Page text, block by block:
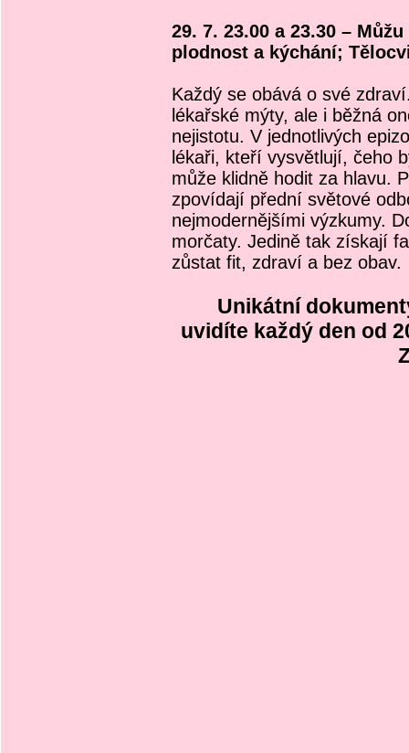
29. 7. 23.00 a 23.30 –
plodnost a kýchání;
Každý se obává o své
lékařské mýty, ale i běžná
nejistotu. V jednotlivých
lékaři, kteří vysvětlují, čeho
může klidně hodit za hlavu.
zpovídají přední světové
nejmodernějšími výzkumy.
morčaty. Jedině tak získají
zůstat fit, zdraví a bez obav.
Unikátní
uvidíte každý den od